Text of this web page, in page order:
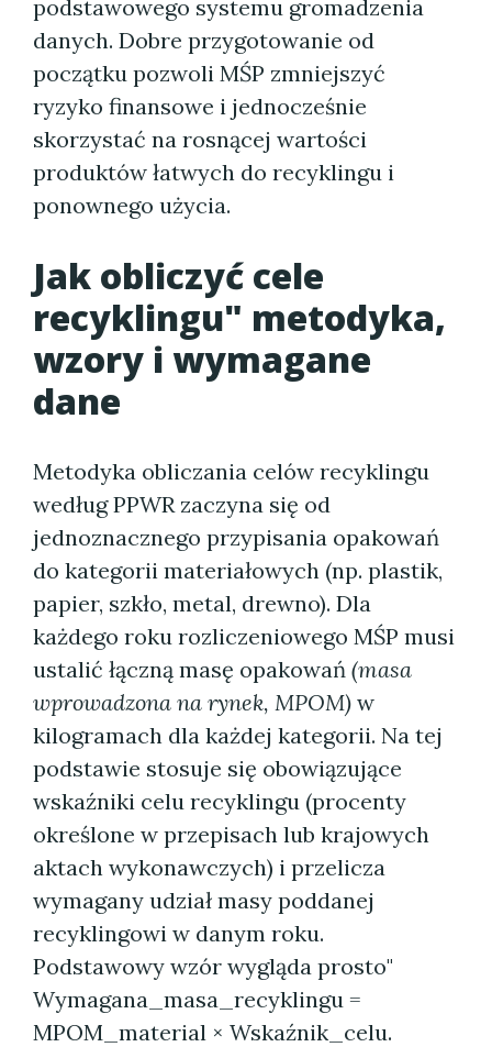
podstawowego systemu gromadzenia
danych. Dobre przygotowanie od
początku pozwoli MŚP zmniejszyć
ryzyko finansowe i jednocześnie
skorzystać na rosnącej wartości
produktów łatwych do recyklingu i
ponownego użycia.
Jak obliczyć cele
recyklingu" metodyka,
wzory i wymagane
dane
Metodyka obliczania celów recyklingu
według PPWR zaczyna się od
jednoznacznego przypisania opakowań
do kategorii materiałowych (np. plastik,
papier, szkło, metal, drewno). Dla
każdego roku rozliczeniowego MŚP musi
ustalić łączną masę opakowań (masa
wprowadzona na rynek, MPOM) w
kilogramach dla każdej kategorii. Na tej
podstawie stosuje się obowiązujące
wskaźniki celu recyklingu (procenty
określone w przepisach lub krajowych
aktach wykonawczych) i przelicza
wymagany udział masy poddanej
recyklingowi w danym roku.
Podstawowy wzór wygląda prosto"
Wymagana_masa_recyklingu =
MPOM_material × Wskaźnik_celu.